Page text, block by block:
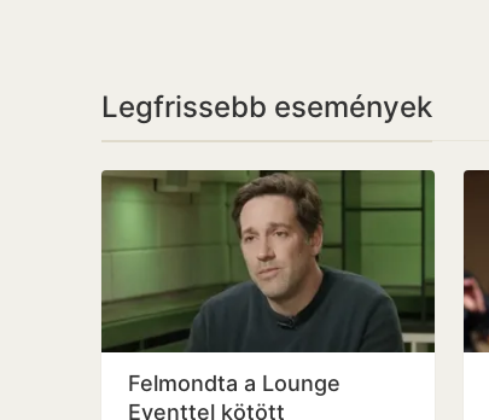
Legfrissebb események
Felmondta a Lounge
Eventtel kötött